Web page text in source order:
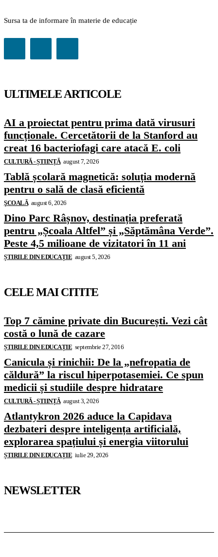
Sursa ta de informare în materie de educație
ULTIMELE ARTICOLE
AI a proiectat pentru prima dată virusuri
funcționale. Cercetătorii de la Stanford au
creat 16 bacteriofagi care atacă E. coli
CULTURĂ - ȘTIINȚĂ august 7, 2026
Tablă școlară magnetică: soluția modernă
pentru o sală de clasă eficientă
ŞCOALĂ august 6, 2026
Dino Parc Râșnov, destinația preferată
pentru „Școala Altfel” și „Săptămâna Verde”.
Peste 4,5 milioane de vizitatori în 11 ani
ȘTIRILE DIN EDUCAȚIE august 5, 2026
CELE MAI CITITE
Top 7 cămine private din București. Vezi cât
costă o lună de cazare
ȘTIRILE DIN EDUCAȚIE septembrie 27, 2016
Canicula și rinichii: De la „nefropatia de
căldură” la riscul hiperpotasemiei. Ce spun
medicii și studiile despre hidratare
CULTURĂ - ȘTIINȚĂ august 3, 2026
Atlantykron 2026 aduce la Capidava
dezbateri despre inteligența artificială,
explorarea spațiului și energia viitorului
ȘTIRILE DIN EDUCAȚIE iulie 29, 2026
NEWSLETTER